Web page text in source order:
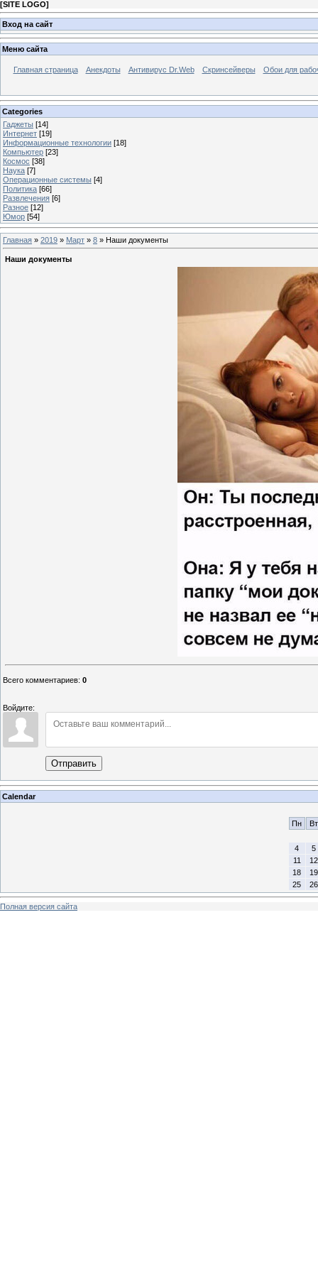
[SITE LOGO]
Вход на сайт
Меню сайта
Главная страница Анекдоты Антивирус Dr.Web Скринсейверы Обои для
Categories
Гаджеты [14]
Интернет [19]
Информационные технологии [18]
Компьютер [23]
Космос [38]
Наука [7]
Операционные системы [4]
Политика [66]
Развлечения [6]
Разное [12]
Юмор [54]
Главная » 2019 » Март » 8 » Наши документы
Наши документы
Всего комментариев: 0
Войдите:
Отправить
Calendar
Пн Вт
4
5
11
12
18
19
25
26
Полная версия сайта